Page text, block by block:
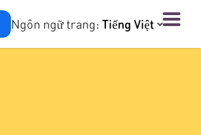
Ngôn ngữ trang: Tiếng Việt